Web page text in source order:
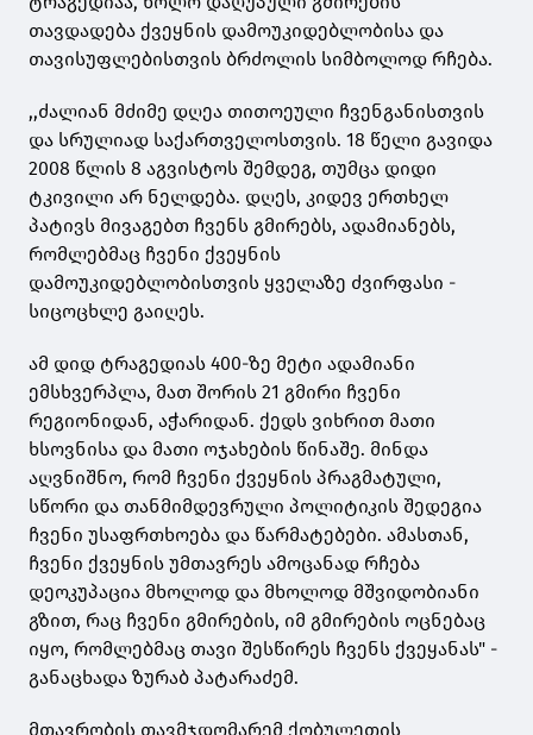
თავდადება ქვეყნის დამოუკიდებლობისა და
თავისუფლებისთვის ბრძოლის სიმბოლოდ რჩება.
,,ძალიან მძიმე დღეა თითოეული ჩვენგანისთვის
და სრულიად საქართველოსთვის. 18 წელი გავიდა
2008 წლის 8 აგვისტოს შემდეგ, თუმცა დიდი
ტკივილი არ ნელდება. დღეს, კიდევ ერთხელ
პატივს მივაგებთ ჩვენს გმირებს, ადამიანებს,
რომლებმაც ჩვენი ქვეყნის
დამოუკიდებლობისთვის ყველაზე ძვირფასი -
სიცოცხლე გაიღეს.
ამ დიდ ტრაგედიას 400-ზე მეტი ადამიანი
ემსხვერპლა, მათ შორის 21 გმირი ჩვენი
რეგიონიდან, აჭარიდან. ქედს ვიხრით მათი
ხსოვნისა და მათი ოჯახების წინაშე. მინდა
აღვნიშნო, რომ ჩვენი ქვეყნის პრაგმატული,
სწორი და თანმიმდევრული პოლიტიკის შედეგია
ჩვენი უსაფრთხოება და წარმატებები. ამასთან,
ჩვენი ქვეყნის უმთავრეს ამოცანად რჩება
დეოკუპაცია მხოლოდ და მხოლოდ მშვიდობიანი
გზით, რაც ჩვენი გმირების, იმ გმირების ოცნებაც
იყო, რომლებმაც თავი შესწირეს ჩვენს ქვეყანას" -
განაცხადა ზურაბ პატარაძემ.
მთავრობის თავმჯდომარემ ქობულეთის